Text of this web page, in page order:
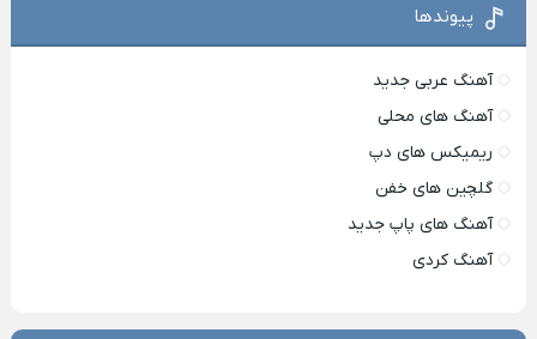
پیوندها
آهنگ عربی جدید
آهنگ های محلی
ریمیکس های دپ
گلچین های خفن
آهنگ های پاپ جدید
آهنگ کردی